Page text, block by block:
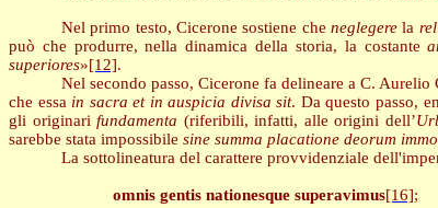
Nel primo testo, Cicerone sostiene che neglegere la
può che produrre, nella dinamica della storia, la costante
superiores»[12].
Nel secondo passo, Cicerone fa delineare a C. Aurelio
che essa in sacra et in auspicia divisa sit. Da questo passo,
gli originari fundamenta (riferibili, infatti, alle origini dell’
sarebbe stata impossibile sine summa placatione deorum
La sottolineatura del carattere provvidenziale
omnis gentis nationesque superavimus[16];